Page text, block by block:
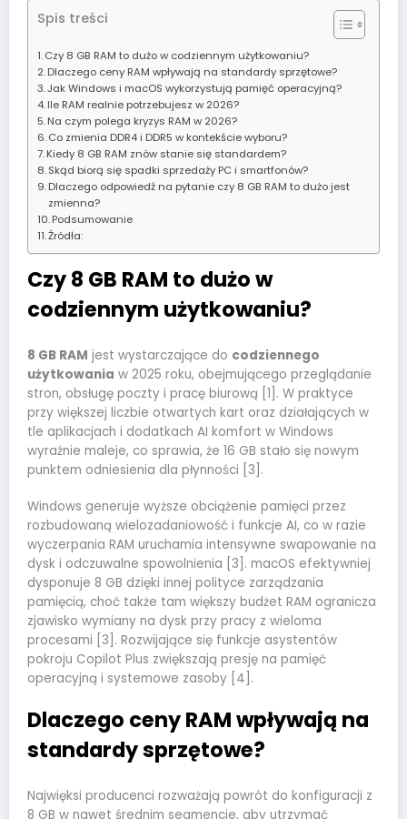
Spis treści
Czy 8 GB RAM to dużo w codziennym użytkowaniu?
Dlaczego ceny RAM wpływają na standardy sprzętowe?
Jak Windows i macOS wykorzystują pamięć operacyjną?
Ile RAM realnie potrzebujesz w 2026?
Na czym polega kryzys RAM w 2026?
Co zmienia DDR4 i DDR5 w kontekście wyboru?
Kiedy 8 GB RAM znów stanie się standardem?
Skąd biorą się spadki sprzedaży PC i smartfonów?
Dlaczego odpowiedź na pytanie czy 8 GB RAM to dużo jest
zmienna?
Podsumowanie
Źródła:
Czy 8 GB RAM to dużo w
codziennym użytkowaniu?
8 GB RAM jest wystarczające do codziennego
użytkowania w 2025 roku, obejmującego przeglądanie
stron, obsługę poczty i pracę biurową [1]. W praktyce
przy większej liczbie otwartych kart oraz działających w
tle aplikacjach i dodatkach AI komfort w Windows
wyraźnie maleje, co sprawia, że 16 GB stało się nowym
punktem odniesienia dla płynności [3].
Windows generuje wyższe obciążenie pamięci przez
rozbudowaną wielozadaniowość i funkcje AI, co w razie
wyczerpania RAM uruchamia intensywne swapowanie na
dysk i odczuwalne spowolnienia [3]. macOS efektywniej
dysponuje 8 GB dzięki innej polityce zarządzania
pamięcią, choć także tam większy budżet RAM ogranicza
zjawisko wymiany na dysk przy pracy z wieloma
procesami [3]. Rozwijające się funkcje asystentów
pokroju Copilot Plus zwiększają presję na pamięć
operacyjną i systemowe zasoby [4].
Dlaczego ceny RAM wpływają na
standardy sprzętowe?
Najwięksi producenci rozważają powrót do konfiguracji z
8 GB w nawet średnim segmencie, aby utrzymać